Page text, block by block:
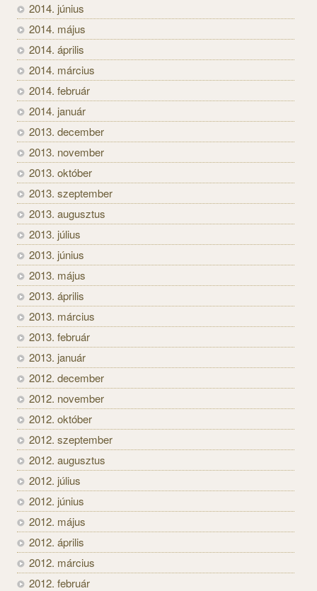
2014. június
2014. május
2014. április
2014. március
2014. február
2014. január
2013. december
2013. november
2013. október
2013. szeptember
2013. augusztus
2013. július
2013. június
2013. május
2013. április
2013. március
2013. február
2013. január
2012. december
2012. november
2012. október
2012. szeptember
2012. augusztus
2012. július
2012. június
2012. május
2012. április
2012. március
2012. február